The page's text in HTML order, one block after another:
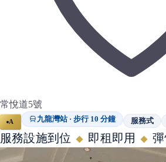
常悅道5號
A 九龍灣站 · 步行 10 分鐘 服務式
服務設施到位 ◆ 即租即用 ◆